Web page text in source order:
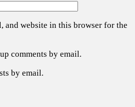
and website in this browser for the
comments by email.
by email.